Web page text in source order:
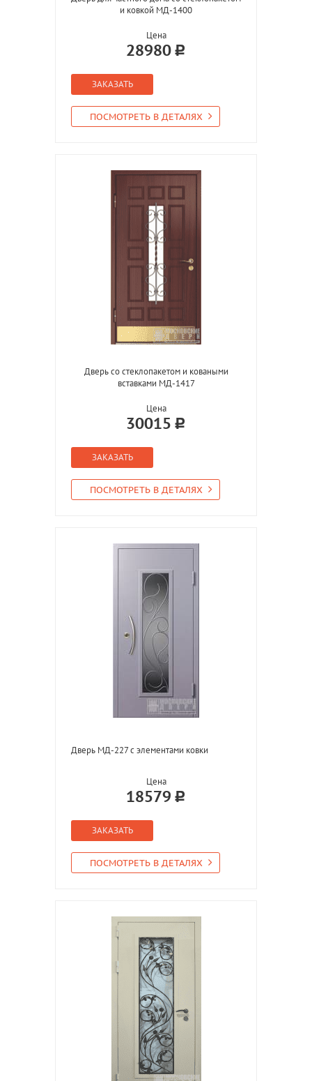
и ковкой МД-1400
Цена
28980
ЗАКАЗАТЬ
ПОСМОТРЕТЬ В ДЕТАЛЯХ
Дверь со стеклопакетом и коваными
вставками МД-1417
Цена
30015
ЗАКАЗАТЬ
ПОСМОТРЕТЬ В ДЕТАЛЯХ
Дверь МД-227 с элементами ковки
Цена
18579
ЗАКАЗАТЬ
ПОСМОТРЕТЬ В ДЕТАЛЯХ